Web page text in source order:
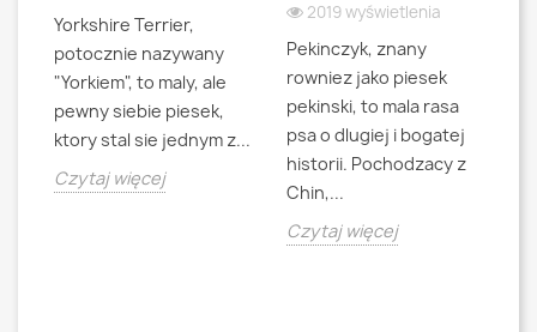
Yorkshire Terrier,
potocznie nazywany
"Yorkiem", to maly, ale
pewny siebie piesek,
ktory stal sie jednym z...
Czytaj więcej
2019 wyświetlenia
Pekinczyk, znany
rowniez jako piesek
pekinski, to mala rasa
psa o dlugiej i bogatej
historii. Pochodzacy z
Chin,...
Czytaj więcej